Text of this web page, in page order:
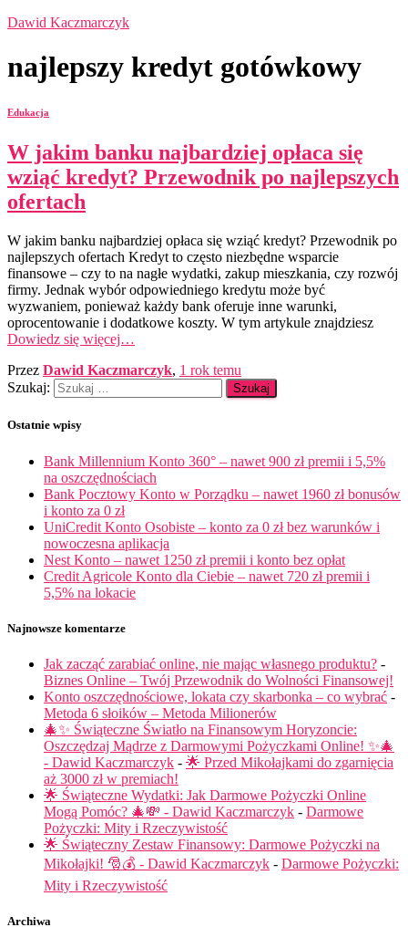
Dawid Kaczmarczyk
najlepszy kredyt gotówkowy
Edukacja
W jakim banku najbardziej opłaca się
wziąć kredyt? Przewodnik po najlepszych
ofertach
W jakim banku najbardziej opłaca się wziąć kredyt? Przewodnik po
najlepszych ofertach Kredyt to często niezbędne wsparcie
finansowe – czy to na nagłe wydatki, zakup mieszkania, czy rozwój
firmy. Jednak wybór odpowiedniego kredytu może być
wyzwaniem, ponieważ każdy bank oferuje inne warunki,
oprocentowanie i dodatkowe koszty. W tym artykule znajdziesz
Dowiedz się więcej…
Przez Dawid Kaczmarczyk, 1 rok temu
Szukaj:
Ostatnie wpisy
Bank Millennium Konto 360° – nawet 900 zł premii i 5,5%
na oszczędnościach
Bank Pocztowy Konto w Porządku – nawet 1960 zł bonusów
i konto za 0 zł
UniCredit Konto Osobiste – konto za 0 zł bez warunków i
nowoczesna aplikacja
Nest Konto – nawet 1250 zł premii i konto bez opłat
Credit Agricole Konto dla Ciebie – nawet 720 zł premii i
5,5% na lokacie
Najnowsze komentarze
Jak zacząć zarabiać online, nie mając własnego produktu? -
Biznes Online – Twój Przewodnik do Wolności Finansowej!
Konto oszczędnościowe, lokata czy skarbonka – co wybrać -
Metoda 6 słoików – Metoda Milionerów
🎄✨ Świąteczne Światło na Finansowym Horyzoncie:
Oszczędzaj Mądrze z Darmowymi Pożyczkami Online! ✨🎄
- Dawid Kaczmarczyk - 🌟 Przed Mikołajkami do zgarnięcia
aż 3000 zł w premiach!
🌟 Świąteczne Wydatki: Jak Darmowe Pożyczki Online
Mogą Pomóc? 🎄💸 - Dawid Kaczmarczyk - Darmowe
Pożyczki: Mity i Rzeczywistość
🌟 Świąteczny Zestaw Finansowy: Darmowe Pożyczki na
Mikołajki! 🎅💰 - Dawid Kaczmarczyk - Darmowe Pożyczki:
Mity i Rzeczywistość
Archiwa